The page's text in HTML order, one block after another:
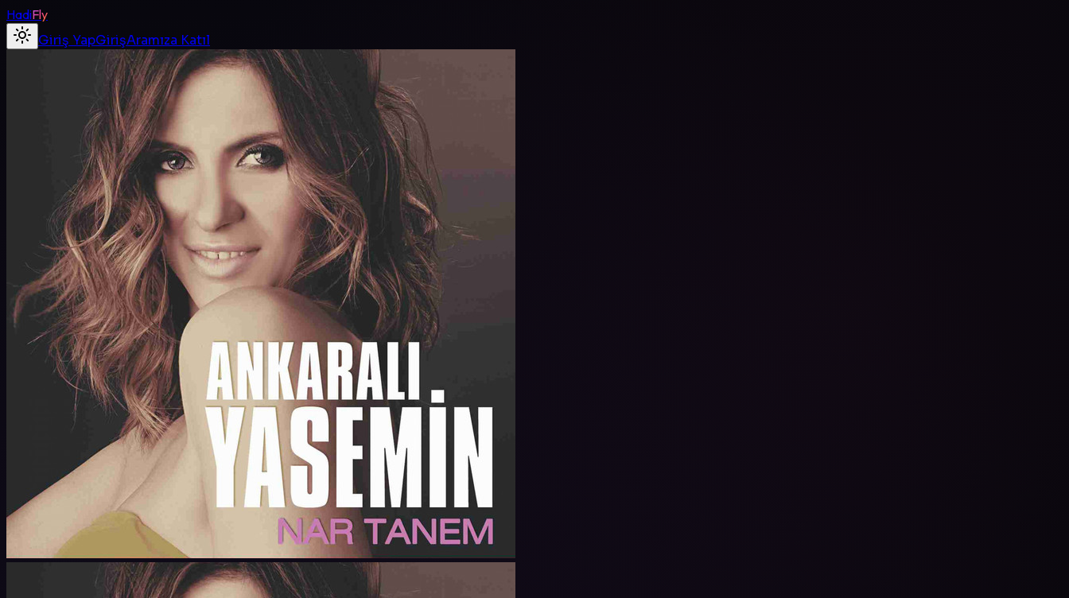
HadiFly
Giriş YapGirişAramıza Katıl